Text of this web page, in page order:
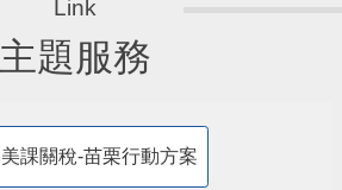
主題服務
美課關稅-苗栗行動方案